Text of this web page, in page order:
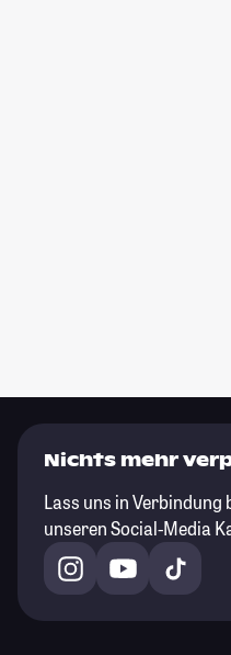
Nichts mehr
Lass uns in Verbindung
unseren Social-Media